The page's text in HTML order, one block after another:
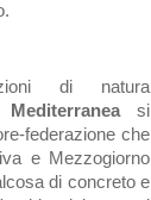
di natura
si
federazione che
e Mezzogiorno
di concreto e